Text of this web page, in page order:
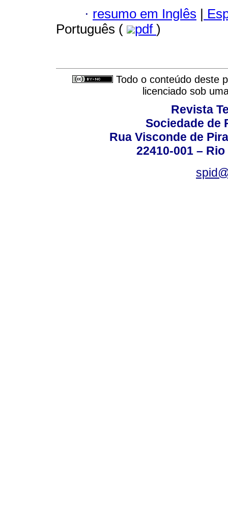
· resumo em Inglês |
Português (
pdf )
Todo o conteúdo deste
licenciado sob
Revista
Sociedade de
Rua Visconde de
22410-001 –